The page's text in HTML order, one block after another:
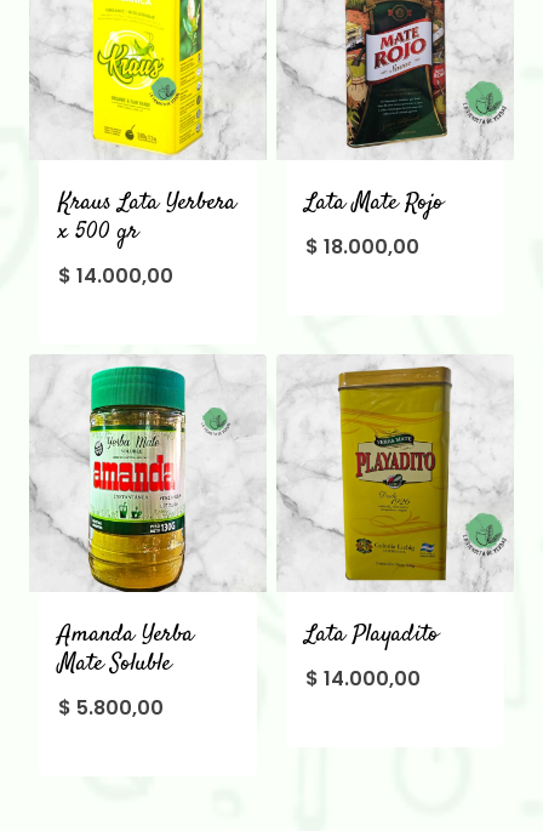
Kraus Lata Yerbera
x 500 gr
$ 14.000,00
Lata Mate Rojo
$ 18.000,00
Amanda Yerba
Mate Soluble
$ 5.800,00
Lata Playadito
$ 14.000,00